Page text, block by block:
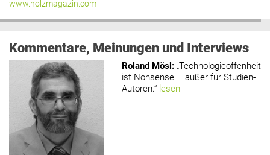
www.holzmagazin.com
Kommentare, Meinungen und Interviews
Roland Mösl : „Technologieoffenheit
ist Nonsense – außer für Studien-
Autoren.“ lesen